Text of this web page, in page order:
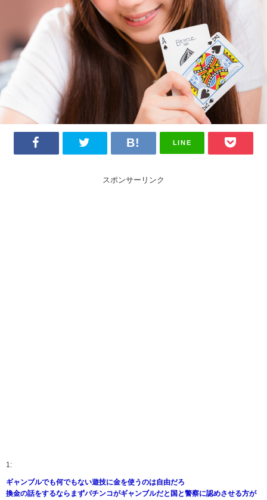
LINE
スポンサーリンク
1:
ギャンブルでも何でもない遊技に金を使うのは自由だろ
換金の話をするならまずパチンコがギャンブルだと国と警察に認めさせる方が